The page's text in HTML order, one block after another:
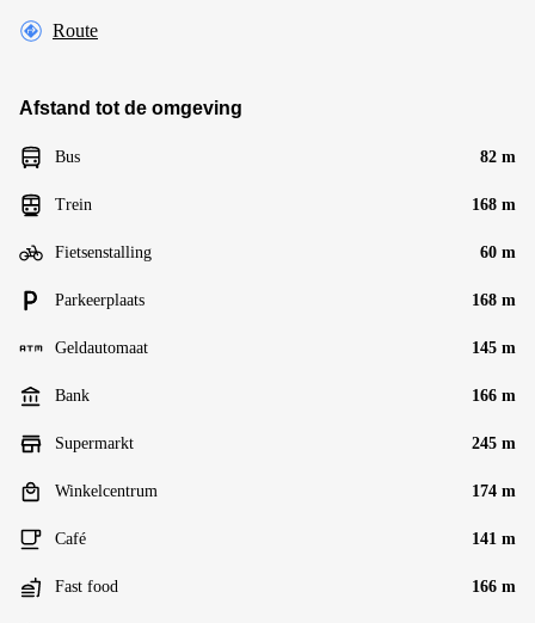
Route
Afstand tot de omgeving
Bus 82 m
Trein 168 m
Fietsenstalling 60 m
Parkeerplaats 168 m
Geldautomaat 145 m
Bank 166 m
Supermarkt 245 m
Winkelcentrum 174 m
Café 141 m
Fast food 166 m